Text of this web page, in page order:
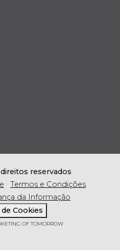
reservados
Termos e Condições
da Informação
Cookies
OF TOMORROW